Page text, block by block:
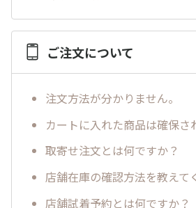
ご注文について
注文方法が分かりません。
カートに入れた商品は確保さ
取寄せ注文とは何ですか？
店舗在庫の確認方法を教えて
店舗試着予約とは何ですか？